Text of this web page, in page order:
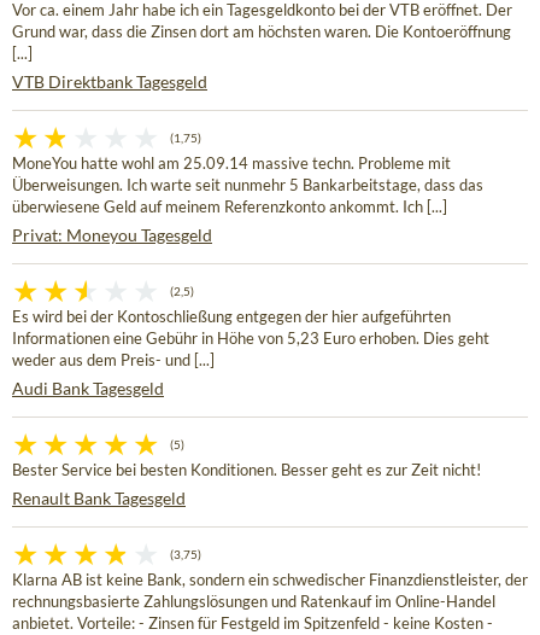
Vor ca. einem Jahr habe ich ein Tagesgeldkonto bei der VTB eröffnet. Der
Grund war, dass die Zinsen dort am höchsten waren. Die Kontoeröffnung
[...]
VTB Direktbank Tagesgeld
(1,75)
MoneYou hatte wohl am 25.09.14 massive techn. Probleme mit
Überweisungen. Ich warte seit nunmehr 5 Bankarbeitstage, dass das
überwiesene Geld auf meinem Referenzkonto ankommt. Ich [...]
Privat: Moneyou Tagesgeld
(2,5)
Es wird bei der Kontoschließung entgegen der hier aufgeführten
Informationen eine Gebühr in Höhe von 5,23 Euro erhoben. Dies geht
weder aus dem Preis- und [...]
Audi Bank Tagesgeld
(5)
Bester Service bei besten Konditionen. Besser geht es zur Zeit nicht!
Renault Bank Tagesgeld
(3,75)
Klarna AB ist keine Bank, sondern ein schwedischer Finanzdienstleister, der
rechnungsbasierte Zahlungslösungen und Ratenkauf im Online-Handel
anbietet. Vorteile: - Zinsen für Festgeld im Spitzenfeld - keine Kosten -